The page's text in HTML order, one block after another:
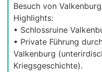
Besuch von
Highlights:
• Schlossruine
• Private Führung
Valkenburg
Kriegsgeschichte).